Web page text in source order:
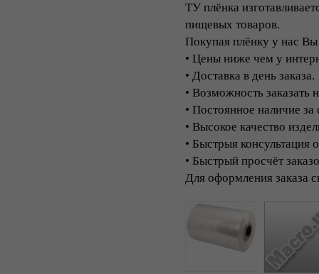
ТУ плёнка
пищевых товаров.
Покупая плёнку у нас
• Цены ниже чем у
• Доставка в день заказа.
• Возможность заказать
• Постоянное наличие
• Высокое качество
• Быстрыя
• Быстрый просчёт
Для оформления заказа